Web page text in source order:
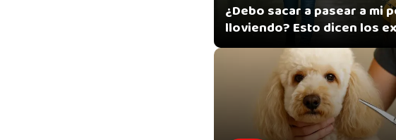
¿Debo sacar a pasear a mi
lloviendo? Esto dicen los